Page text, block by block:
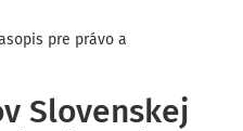
pre právo a
Slovenskej